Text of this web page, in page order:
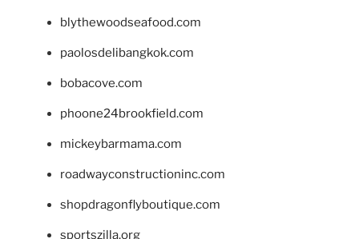
blythewoodseafood.com
paolosdelibangkok.com
bobacove.com
phoone24brookfield.com
mickeybarmama.com
roadwayconstructioninc.com
shopdragonflyboutique.com
sportszilla.org